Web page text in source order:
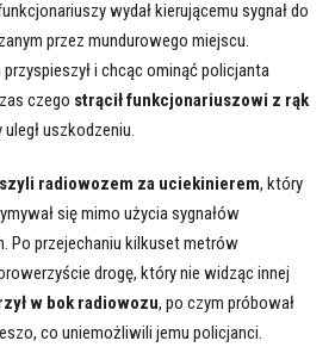
wydał kierującemu sygnał do
przez mundurowego miejscu.
i chcąc ominąć policjanta
czego strącił funkcjonariuszowi z rąk
uległ uszkodzeniu.
radiowozem za uciekinierem, który
się mimo użycia sygnałów
Po przejechaniu kilkuset metrów
drogę, który nie widząc innej
w bok radiowozu, po czym próbował
co uniemożliwili jemu policjanci.